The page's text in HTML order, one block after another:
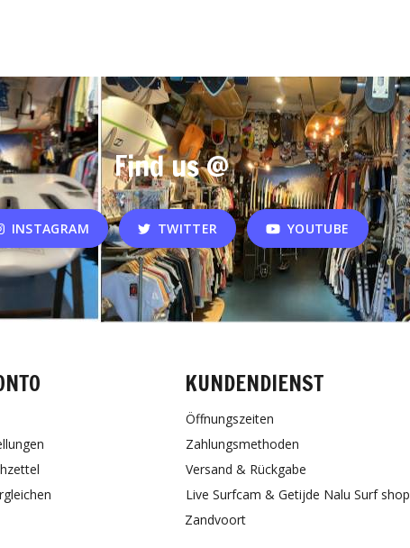
Find us @
INSTAGRAM TWITTER YOUTUBE
KUNDENDIENST
Öffnungszeiten
Zahlungsmethoden
Versand & Rückgabe
Live Surfcam & Getijde Nalu Surf shop
Zandvoort